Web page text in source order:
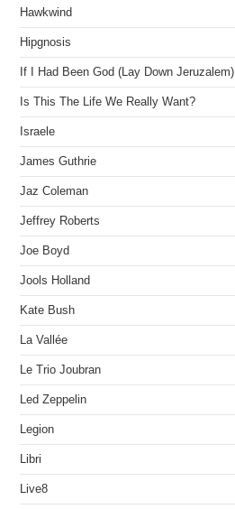
Hawkwind
Hipgnosis
If I Had Been God (Lay Down Jeruzalem)
Is This The Life We Really Want?
Israele
James Guthrie
Jaz Coleman
Jeffrey Roberts
Joe Boyd
Jools Holland
Kate Bush
La Vallée
Le Trio Joubran
Led Zeppelin
Legion
Libri
Live8